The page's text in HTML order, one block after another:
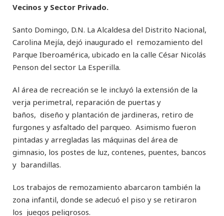
Vecinos y Sector Privado.
Santo Domingo, D.N. La Alcaldesa del Distrito Nacional,
Carolina Mejía, dejó inaugurado el remozamiento del
Parque Iberoamérica, ubicado en la calle César Nicolás
Penson del sector La Esperilla.
Al área de recreación se le incluyó la extensión de la
verja perimetral, reparación de puertas y
baños, diseño y plantación de jardineras, retiro de
furgones y asfaltado del parqueo. Asimismo fueron
pintadas y arregladas las máquinas del área de
gimnasio, los postes de luz, contenes, puentes, bancos
y barandillas.
Los trabajos de remozamiento abarcaron también la
zona infantil, donde se adecuó el piso y se retiraron
los juegos peligrosos.